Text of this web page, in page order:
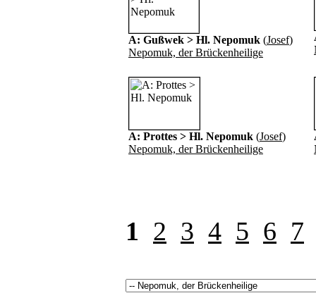
A: Gußwek > Hl. Nepomuk (Josef)
Nepomuk, der Brückenheilige
A: Prottes > Hl. Nepomuk (Josef)
Nepomuk, der Brückenheilige
1 2 3 4 5 6 7